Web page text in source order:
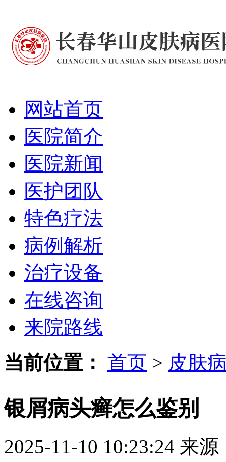
网站首页
医院简介
医院新闻
医护团队
特色疗法
病例解析
治疗设备
在线咨询
来院路线
当前位置： 首页 > 皮肤
银屑病头癣怎么鉴别
2025-11-10 10:23:24 来源